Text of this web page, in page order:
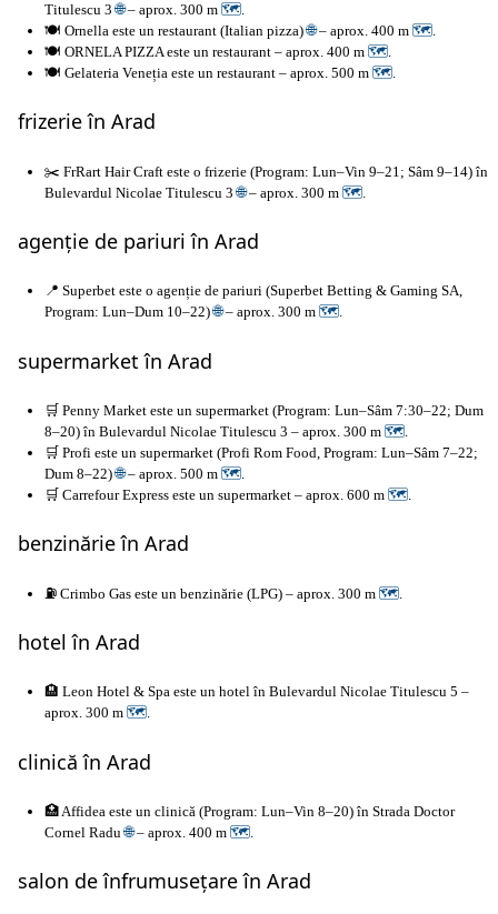
Titulescu 3🌐– aprox. 300 m 🗺
🍽️ Ornella este un restaurant (Italian pizza)🌐– aprox. 400 m 🗺
🍽️ ORNELA PIZZA este un restaurant – aprox. 400 m 🗺
🍽️ Gelateria Veneția este un restaurant – aprox. 500 m 🗺
frizerie în Arad
✂️ FrRart Hair Craft este o frizerie (Program: Lun–Vin 9–21; Sâm 9–14) în
Bulevardul Nicolae Titulescu 3🌐– aprox. 300 m 🗺
agenție de pariuri în Arad
📍 Superbet este o agenție de pariuri (Superbet Betting & Gaming SA,
Program: Lun–Dum 10–22)🌐– aprox. 300 m 🗺.
supermarket în Arad
🛒 Penny Market este un supermarket (Program: Lun–Sâm 7:30–22; Dum
8–20) în Bulevardul Nicolae Titulescu 3 – aprox. 300 m 🗺
🛒 Profi este un supermarket (Profi Rom Food, Program: Lun–Sâm 7–22;
Dum 8–22)🌐– aprox. 500 m 🗺
🛒 Carrefour Express este un supermarket – aprox. 600 m 🗺
benzinărie în Arad
⛽ Crimbo Gas este un benzinărie (LPG) – aprox. 300 m 🗺
hotel în Arad
🏨 Leon Hotel & Spa este un hotel în Bulevardul Nicolae Titulescu 5 –
aprox. 300 m 🗺.
clinică în Arad
🏥 Affidea este un clinică (Program: Lun–Vin 8–20) în Strada Doctor
Cornel Radu🌐– aprox. 400 m 🗺
salon de înfrumusețare în Arad